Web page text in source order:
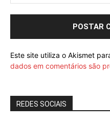
Este site utiliza o Akismet
dados em comentários são
REDES SOCIAIS